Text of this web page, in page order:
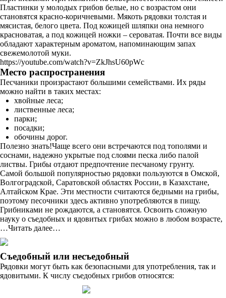
Пластинки у молодых грибов белые, но с возрастом они
становятся красно-коричневыми. Мякоть рядовки толстая и
мясистая, белого цвета. Под кожицей шляпки она немного
красноватая, а под кожицей ножки – сероватая. Почти все виды
обладают характерным ароматом, напоминающим запах
свежемолотой муки.
https://youtube.com/watch?v=ZkJhsU60pWc
Место распространения
Песчаники произрастают большими семействами. Их ряды
можно найти в таких местах:
хвойные леса;
лиственные леса;
парки;
посадки;
обочины дорог.
Полезно знать!Чаще всего они встречаются под тополями и
соснами, надежно укрытые под слоями песка либо палой
листвы. Грибы отдают предпочтение песчаному грунту.
Самой большой популярностью рядовки пользуются в Омской,
Волгоградской, Саратовской областях России, в Казахстане,
Алтайском Крае. Эти местности считаются бедными на грибы,
поэтому песочники здесь активно употребляются в пищу.
Грибниками не рождаются, а становятся. Освоить сложную
науку о съедобных и ядовитых грибах можно в любом возрасте,
…Читать далее…
Съедобный или несъедобный
Рядовки могут быть как безопасными для употребления, так и
ядовитыми. К числу съедобных грибов относятся: